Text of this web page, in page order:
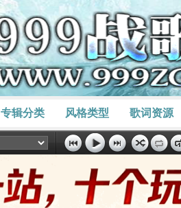
专辑分类 风格类型 歌词资源